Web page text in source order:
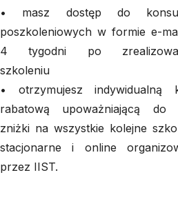
• masz dostęp do
poszkoleniowych w formie e-
4 tygodni po
szkoleniu
• otrzymujesz indywidualną
rabatową upoważniającą do
zniżki na wszystkie kolejne
stacjonarne i online
przez IIST.